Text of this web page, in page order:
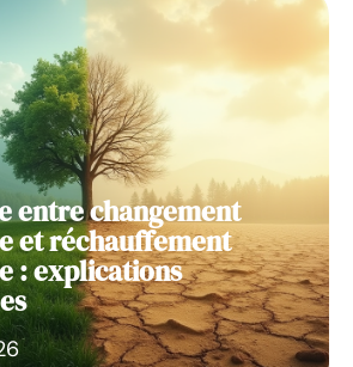
entre changement
et réchauffement
: explications